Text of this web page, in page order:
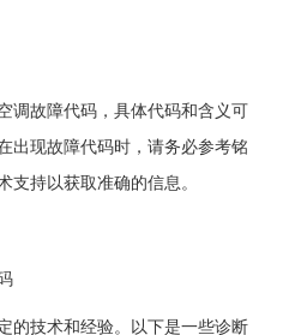
故障代码，具体代码和含义可
出现故障代码时，请务必参考铭
支持以获取准确的信息。
技术和经验。以下是一些诊断